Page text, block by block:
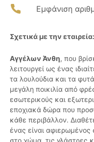
Εμφάνιση
Σχετικά με την εταιρεία:
Αγγέλων Άνθη, που
λειτουργεί ως ένας
τα λουλούδια και τα
μεγάλη ποικιλία από
εσωτερικούς και
εποχιακά δώρα που
κάθε περιβάλλον.
ένας είναι
στο χώμα, τις γλάστρες